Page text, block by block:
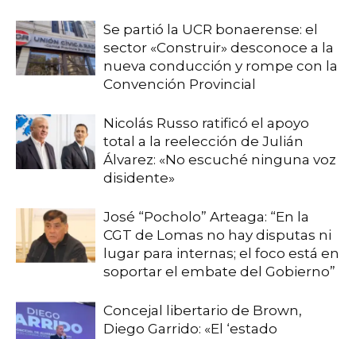
Se partió la UCR bonaerense: el
sector «Construir» desconoce a la
nueva conducción y rompe con la
Convención Provincial
Nicolás Russo ratificó el apoyo
total a la reelección de Julián
Álvarez: «No escuché ninguna voz
disidente»
José “Pocholo” Arteaga: “En la
CGT de Lomas no hay disputas ni
lugar para internas; el foco está en
soportar el embate del Gobierno”
Concejal libertario de Brown,
Diego Garrido: «El ‘estado